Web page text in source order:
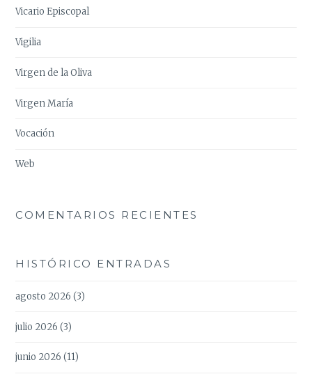
Vicario Episcopal
Vigilia
Virgen de la Oliva
Virgen María
Vocación
Web
COMENTARIOS RECIENTES
HISTÓRICO ENTRADAS
agosto 2026 (3)
julio 2026 (3)
junio 2026 (11)